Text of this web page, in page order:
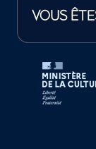
VOUS
Tutelles et